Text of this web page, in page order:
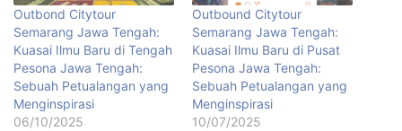
Outbond Citytour
Semarang Jawa Tengah:
Kuasai Ilmu Baru di Tengah
Pesona Jawa Tengah:
Sebuah Petualangan yang
Menginspirasi
06/10/2025
Outbound Citytour
Semarang Jawa Tengah:
Kuasai Ilmu Baru di Pusat
Pesona Jawa Tengah:
Sebuah Petualangan yang
Menginspirasi
10/07/2025